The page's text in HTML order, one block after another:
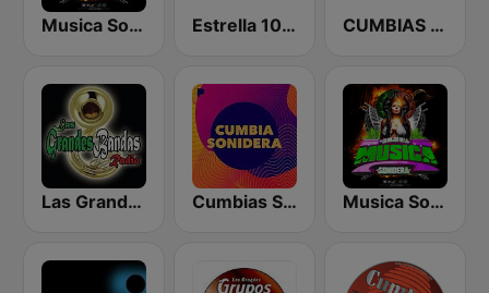
Musica Sonidera Estrella 100 Cumbia Sonidera CUMBIAS INMORTALES MIX RADIO
Las Grandes Bandas Radio Cumbias Sonideras DJec Musica Sonidera Radio